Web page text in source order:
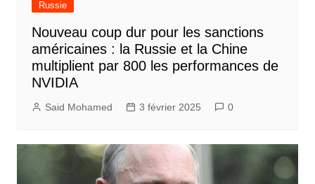
Russie
Nouveau coup dur pour les sanctions
américaines : la Russie et la Chine
multiplient par 800 les performances de
NVIDIA
Said Mohamed 3 février 2025 0